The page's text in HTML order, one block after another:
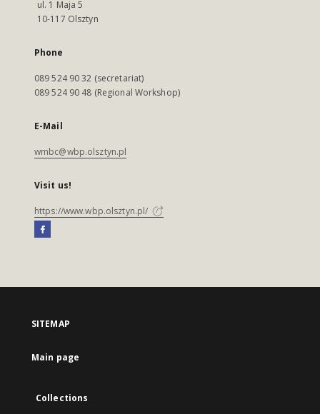
ul. 1 Maja 5
10-117 Olsztyn
Phone
089 524 90 32 (secretariat)
089 524 90 48 (Regional Workshop)
E-Mail
wmbc@wbp.olsztyn.pl
Visit us!
https://www.wbp.olsztyn.pl/
SITEMAP
Main page
Collections